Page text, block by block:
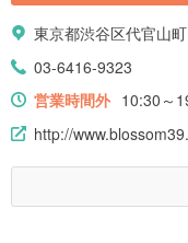
東京都渋谷区代官山
03-6416-9323
営業時間外 10:30～
http://